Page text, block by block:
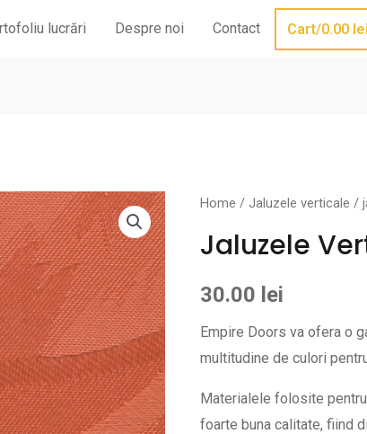
lucrări Despre noi Contact Cart/0.00 lei
Home /Jaluzele verticale /
Jaluzele
30.00 lei
Empire Doors va ofera o
multitudine de culori
Materialele folosite
foarte buna calitate, fiind